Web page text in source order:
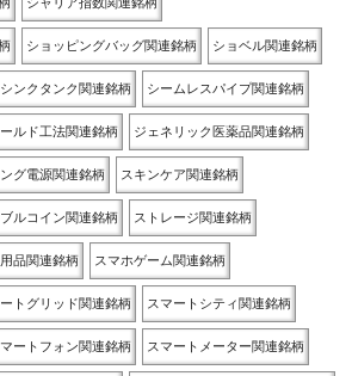
ショッピングバッグ関連銘柄 ショベル関連銘柄
シンクタンク関連銘柄 シームレスパイプ関連銘柄
ルド工法関連銘柄 ジェネリック医薬品関連銘柄
グ電源関連銘柄 スキンケア関連銘柄
ルコイン関連銘柄 ストレージ関連銘柄
品関連銘柄 スマホゲーム関連銘柄
トグリッド関連銘柄 スマートシティ関連銘柄
ートフォン関連銘柄 スマートメーター関連銘柄